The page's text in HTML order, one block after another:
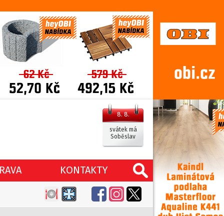
8. 8.
svátek má
Soběslav
KONTAKTY